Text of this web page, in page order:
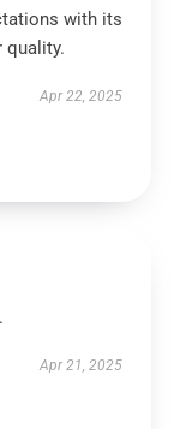
with its
quality.
Apr 22, 2025
Apr 21, 2025